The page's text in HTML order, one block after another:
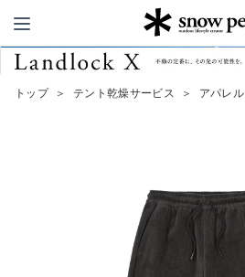
Snow Peak
トップ ＞ テント乾燥サービス ＞ アパレル